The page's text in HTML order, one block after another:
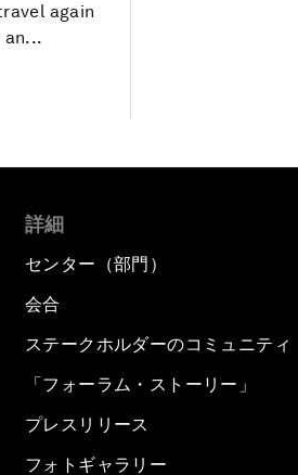
again
an...
詳細
センター（部門）
会合
ステークホルダーのコミュニティ
「フォーラム・ストーリー」
プレスリリース
フォトギャラリー